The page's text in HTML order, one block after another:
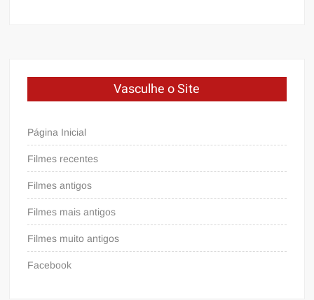
Vasculhe o Site
Página Inicial
Filmes recentes
Filmes antigos
Filmes mais antigos
Filmes muito antigos
Facebook